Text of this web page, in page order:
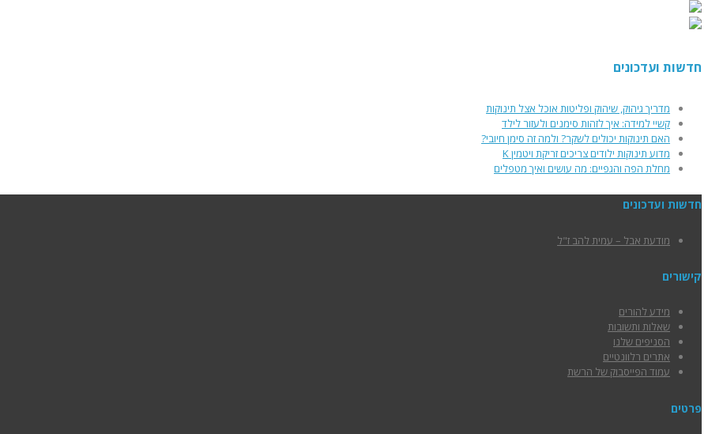
חדשות ועדכונים
מדריך גיהוק, שיהוק ופליטות אוכל אצל תינוקות
קשיי למידה: איך לזהות סימנים ולעזור לילד
האם תינוקות יכולים לשקר? ולמה זה סימן חיובי?
מדוע תינוקות ילודים צריכים זריקת ויטמין K
מחלת הפה והגפיים: מה עושים ואיך מטפלים
חדשות ועדכונים
מודעת אבל – עמית להב ז"ל
קישורים
מידע להורים
שאלות ותשובות
הסניפים שלנו
אתרים רלוונטיים
עמוד הפייסבוק של הרשת
פרטים